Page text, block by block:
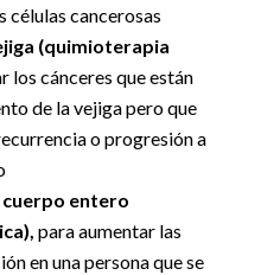
células cancerosas
(quimioterapia
los cánceres que están
de la vejiga pero que
o progresión a
entero
para aumentar las
en una persona que se